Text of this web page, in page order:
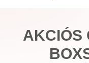
AKCIÓS